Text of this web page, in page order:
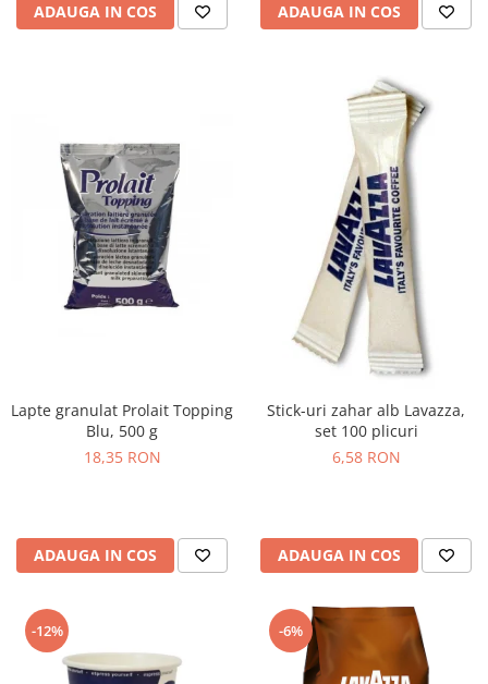
ADAUGA IN COS ADAUGA IN COS
Lapte granulat Prolait Topping
Blu, 500 g
18,35 RON
ADAUGA IN COS
Stick-uri zahar alb Lavazza,
set 100 plicuri
6,58 RON
ADAUGA IN COS
-12% -6%